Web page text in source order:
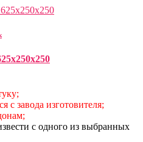
с завода изготовителя;
с одного из выбранных